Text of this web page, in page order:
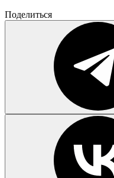
Поделиться